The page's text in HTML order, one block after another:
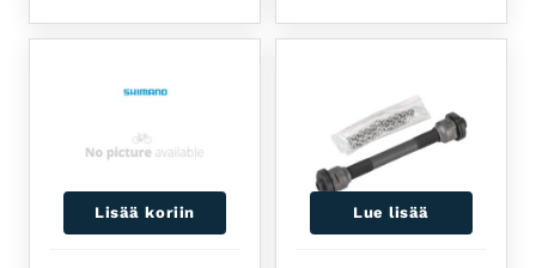
Lisää koriin Lue lisää